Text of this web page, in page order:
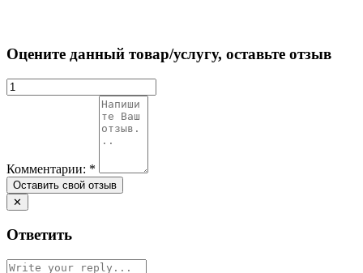
Оцените данный товар/услугу, оставьте отзыв
Комментарии: *
✕
Ответить